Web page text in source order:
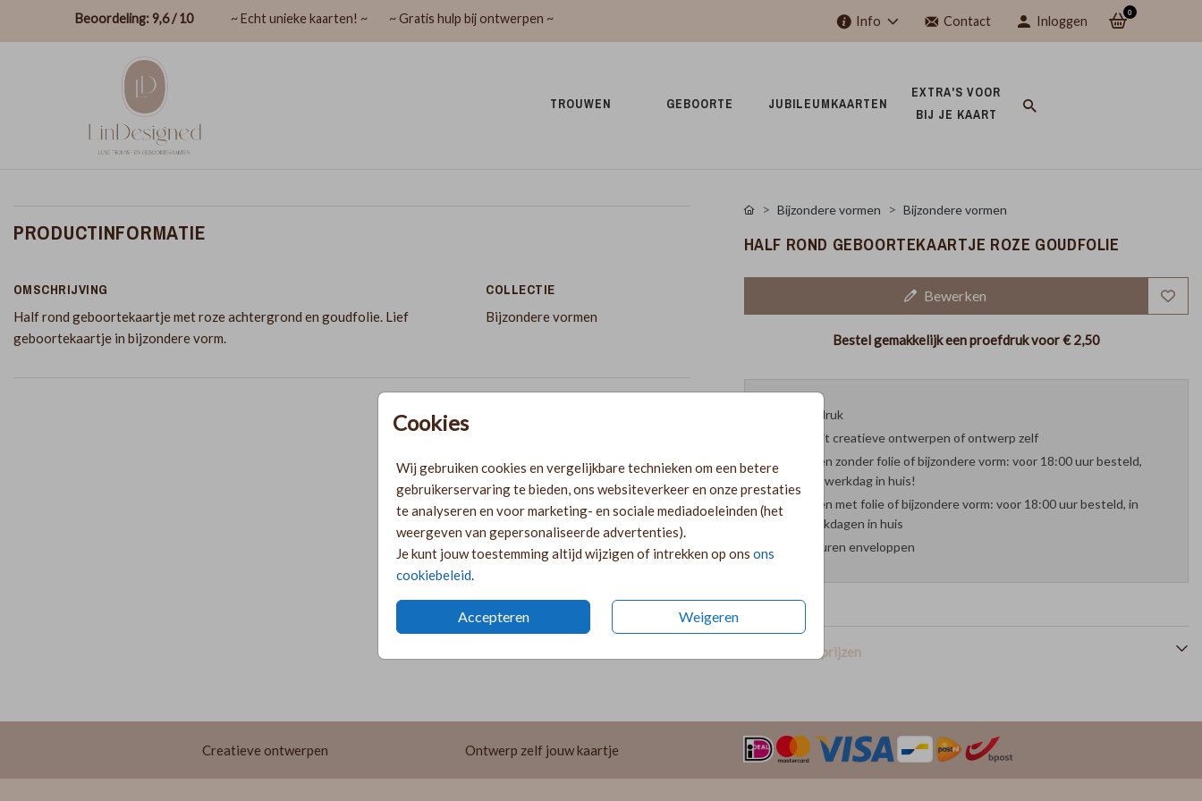
Beoordeling: 9,6 / 10 ~ Echt unieke kaarten! ~ ~ Gratis hulp bij ontwerpen ~ Info Contact Inloggen
0
TROUWEN GEBOORTE JUBILEUMKAARTEN
EXTRA'S VOOR
BIJ JE KAART
Cookies
Wij gebruiken cookies en vergelijkbare technieken om een betere
gebruikerservaring te bieden, ons websiteverkeer en onze prestaties
te analyseren en voor marketing- en sociale mediadoeleinden (het
weergeven van gepersonaliseerde advertenties).
Je kunt jouw toestemming altijd wijzigen of intrekken op ons ons
cookiebeleid
Accepteren Weigeren
PRODUCTINFORMATIE
OMSCHRIJVING
Half rond geboortekaartje met roze achtergrond en goudfolie. Lief
geboortekaartje in bijzondere vorm.
COLLECTIE
Bijzondere vormen
Bijzondere vormen Bijzondere vormen
HALF ROND GEBOORTEKAARTJE ROZE GOUDFOLIE
Bewerken
Bestel gemakkelijk een proefdruk voor€ 2,50
Proefdruk
Kies uit creatieve ontwerpen of ontwerp zelf
Kaarten zonder folie of bijzondere vorm: voor 18:00 uur besteld,
volgende werkdag in huis!
Kaarten met folie of bijzondere vorm: voor 18:00 uur besteld, in
twee werkdagen in huis
29 kleuren enveloppen
Formaten en prijzen
Creatieve ontwerpen Ontwerp zelf jouw kaartje